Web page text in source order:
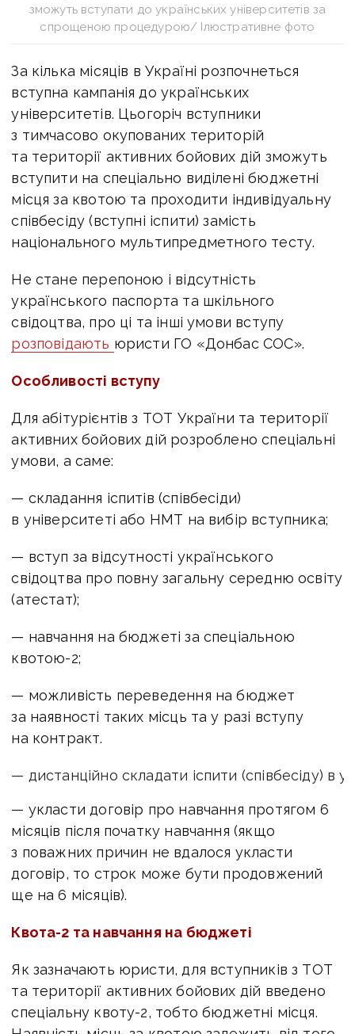
зможуть вступати до українських університетів за
спрощеною процедурою/ Ілюстративне фото
За кілька місяців в Україні розпочнеться
вступна кампанія до українських
університетів. Цьогоріч вступники
з тимчасово окупованих територій
та території активних бойових дій зможуть
вступити на спеціально виділені бюджетні
місця за квотою та проходити індивідуальну
співбесіду (вступні іспити) замість
національного мультипредметного тесту.
Не стане перепоною і відсутність
українського паспорта та шкільного
свідоцтва, про ці та інші умови вступу
розповідають юристи ГО «Донбас СОС».
Особливості вступу
Для абітурієнтів з ТОТ України та території
активних бойових дій розроблено спеціальні
умови, а саме:
— складання іспитів (співбесіди)
в університеті або НМТ на вибір вступника;
— вступ за відсутності українського
свідоцтва про повну загальну середню освіту
(атестат);
— навчання на бюджеті за спеціальною
квотою-2;
— можливість переведення на бюджет
за наявності таких місць та у разі вступу
на контракт.
— дистанційно складати іспити (співбесіду) в
— укласти договір про навчання протягом 6
місяців після початку навчання (якщо
з поважних причин не вдалося укласти
договір, то строк може бути продовжений
ще на 6 місяців).
Квота-2 та навчання на бюджеті
Як зазначають юристи, для вступників з ТОТ
та території активних бойових дій введено
спеціальну квоту-2, тобто бюджетні місця.